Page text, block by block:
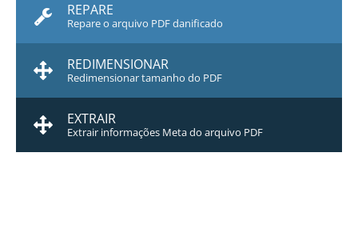
REPARE
Repare o arquivo PDF danificado
REDIMENSIONAR
Redimensionar tamanho do PDF
EXTRAIR
Extrair informações Meta do arquivo PDF